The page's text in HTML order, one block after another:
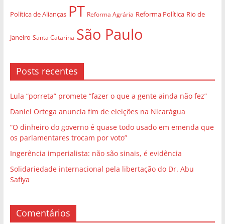
Política de Alianças PT Reforma Agrária Reforma Política Rio de
Janeiro Santa Catarina São Paulo
Posts recentes
Lula “porreta” promete “fazer o que a gente ainda não fez”
Daniel Ortega anuncia fim de eleições na Nicarágua
“O dinheiro do governo é quase todo usado em emenda que
os parlamentares trocam por voto”
Ingerência imperialista: não são sinais, é evidência
Solidariedade internacional pela libertação do Dr. Abu
Safiya
Comentários